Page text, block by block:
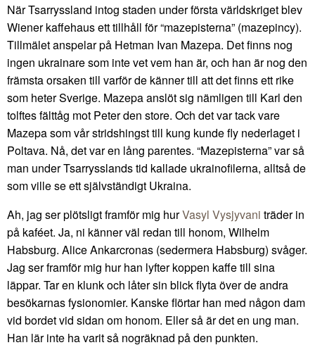
När Tsarryssland intog staden under första världskriget blev
Wiener kaffehaus ett tillhåll för “mazepisterna” (mazepincy).
Tillmälet anspelar på Hetman Ivan Mazepa. Det finns nog
ingen ukrainare som inte vet vem han är, och han är nog den
främsta orsaken till varför de känner till att det finns ett rike
som heter Sverige. Mazepa anslöt sig nämligen till Karl den
tolftes fälttåg mot Peter den store. Och det var tack vare
Mazepa som vår stridshingst till kung kunde fly nederlaget i
Poltava. Nå, det var en lång parentes. “Mazepisterna” var så
man under Tsarrysslands tid kallade ukrainofilerna, alltså de
som ville se ett självständigt Ukraina.
Ah, jag ser plötsligt framför mig hurVasyl Vysjyvani träder in
på kaféet. Ja, ni känner väl redan till honom, Wilhelm
Habsburg. Alice Ankarcronas (sedermera Habsburg) svåger.
Jag ser framför mig hur han lyfter koppen kaffe till sina
läppar. Tar en klunk och låter sin blick flyta över de andra
besökarnas fysionomier. Kanske flörtar han med någon dam
vid bordet vid sidan om honom. Eller så är det en ung man.
Han lär inte ha varit så nogräknad på den punkten.